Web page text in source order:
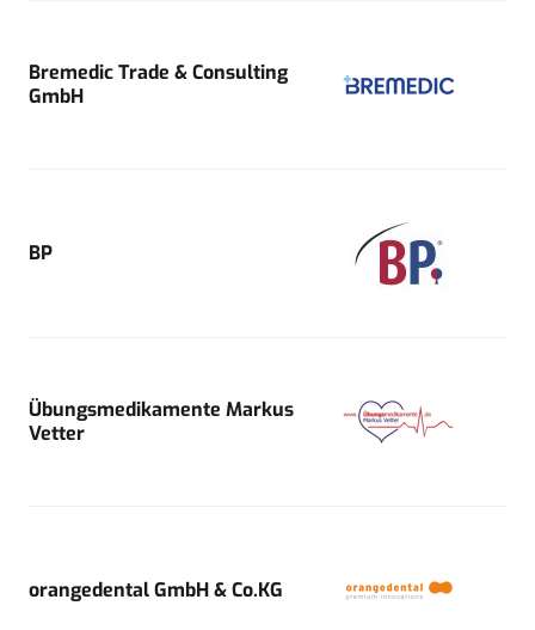
Bremedic Trade & Consulting
GmbH
BP
Übungsmedikamente Markus
Vetter
orangedental GmbH & Co.KG